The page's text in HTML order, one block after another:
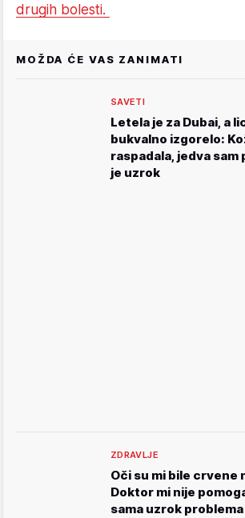
drugih bolesti.
MOŽDA ĆE VAS ZANIMATI
SAVETI
Letela je za Dubai, a
bukvalno izgorelo:
raspadala, jedva sam
je uzrok
ZDRAVLJE
Oči su mi bile crvene
Doktor mi nije
sama uzrok problema